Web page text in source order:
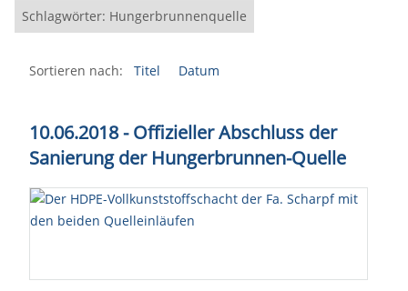
Schlagwörter: Hungerbrunnenquelle
Sortieren nach: Titel Datum
10.06.2018 - Offizieller Abschluss der
Sanierung der Hungerbrunnen-Quelle